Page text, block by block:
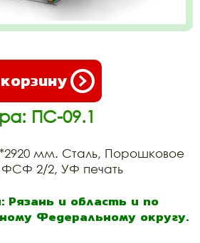
ПС-09.1
мм. Сталь, Порошковое
2/2, УФ печать
Рязань и область и по
Федеральному округу.